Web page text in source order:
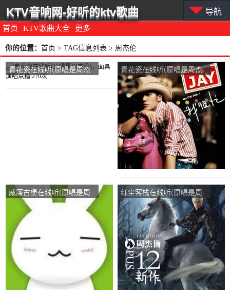
首页 KTV歌曲大全 更多
KTV音响网-好听的ktv歌曲 导航
你的位置： 首页 > TAG信息列表 > 周杰伦
青花瓷在线听(原唱是周杰
伦)，面具演唱点播:270次
青花瓷在线听(原唱是周杰
伦)，熊猫Tv丶576386小帅
演唱点播:12次
威廉古堡在线听(原唱是周
杰伦)，✪蘑菇月演唱点
播:19次
红尘客栈在线听(原唱是周
杰伦)，山演唱点播:29次